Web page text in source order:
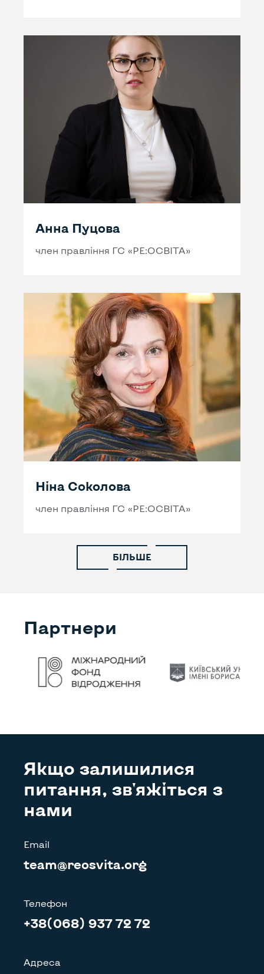
Анна Пуцова
член правління ГС «РЕ:ОСВІТА»
Ніна Соколова
член правління ГС «РЕ:ОСВІТА»
БІЛЬШЕ
Партнери
Якщо залишилися
питання, зв'яжіться з
нами
Email
team@reosvita.org
Телефон
+38(068) 937 72 72
Адреса